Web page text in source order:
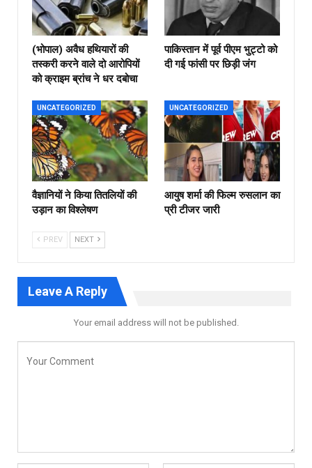
(भोपाल) अवैध हथियारों की
तस्करी करने वाले दो आरोपियों
को क्राइम ब्रांच ने धर दबोचा
पाकिस्तान में पूर्व पीएम भुट्टो को
दी गई फांसी पर छिड़ी जंग
UNCATEGORIZED
वैज्ञानियों ने किया तितलियों की
उड़ान का विश्लेषण
UNCATEGORIZED
आयुष शर्मा की फिल्म रुसलान का
प्री टीजर जारी
PREV NEXT
Leave A Reply
Your email address will not be published.